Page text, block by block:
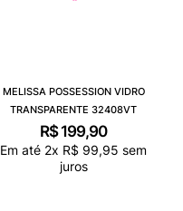
MELISSA POSSESSION VIDRO
TRANSPARENTE 32408VT
R$ 199,90
Em até 2x R$ 99,95 sem
juros